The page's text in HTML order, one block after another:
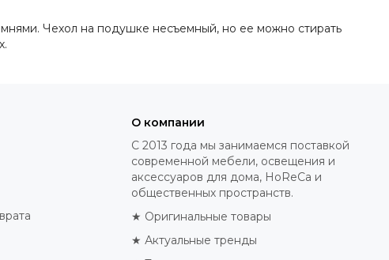
Чехол на подушке несъемный, но ее можно стирать
О компании
С 2013 года мы занимаемся поставкой
современной мебели, освещения и
аксессуаров для дома, HoReCa и
общественных пространств.
★ Оригинальные товары
★ Актуальные тренды